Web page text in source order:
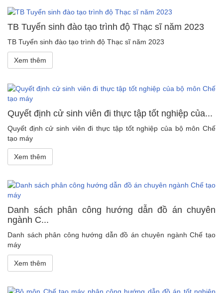
TB Tuyển sinh đào tạo trình độ Thạc sĩ năm 2023
TB Tuyển sinh đào tạo trình độ Thạc sĩ năm 2023
Xem thêm
Quyết định cử sinh viên đi thực tập tốt nghiệp của...
Quyết định cử sinh viên đi thực tập tốt nghiệp của bộ môn Chế
tạo máy
Xem thêm
Danh sách phân công hướng dẫn đồ án chuyên
ngành C...
Danh sách phân công hướng dẫn đồ án chuyên ngành Chế tạo
máy
Xem thêm